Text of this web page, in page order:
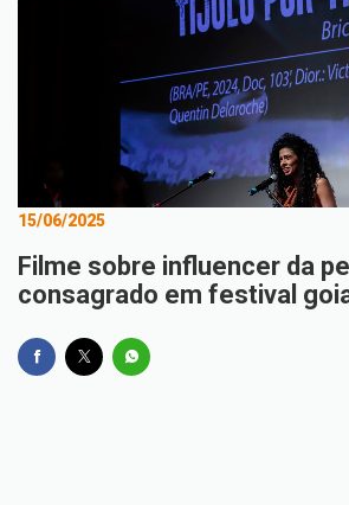
15/06/2025
Filme sobre influencer da
consagrado em festival